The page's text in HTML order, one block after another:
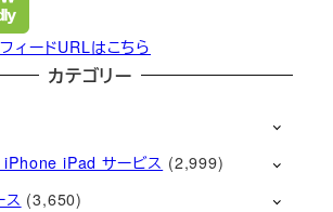
ィードURLはこちら
カテゴリー
iPad サービス (2,999)
ス (3,650)